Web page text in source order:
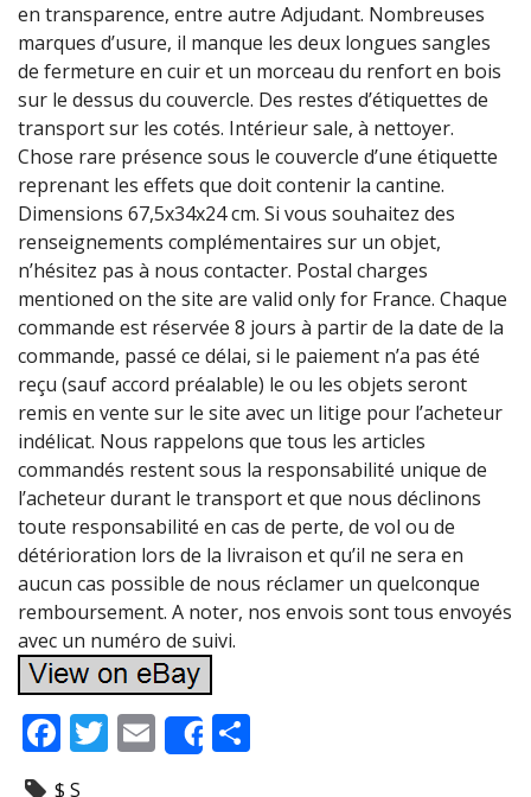
en transparence, entre autre Adjudant. Nombreuses
marques d’usure, il manque les deux longues sangles
de fermeture en cuir et un morceau du renfort en bois
sur le dessus du couvercle. Des restes d’étiquettes de
transport sur les cotés. Intérieur sale, à nettoyer.
Chose rare présence sous le couvercle d’une étiquette
reprenant les effets que doit contenir la cantine.
Dimensions 67,5x34x24 cm. Si vous souhaitez des
renseignements complémentaires sur un objet,
n’hésitez pas à nous contacter. Postal charges
mentioned on the site are valid only for France. Chaque
commande est réservée 8 jours à partir de la date de la
commande, passé ce délai, si le paiement n’a pas été
reçu (sauf accord préalable) le ou les objets seront
remis en vente sur le site avec un litige pour l’acheteur
indélicat. Nous rappelons que tous les articles
commandés restent sous la responsabilité unique de
l’acheteur durant le transport et que nous déclinons
toute responsabilité en cas de perte, de vol ou de
détérioration lors de la livraison et qu’il ne sera en
aucun cas possible de nous réclamer un quelconque
remboursement. A noter, nos envois sont tous envoyés
avec un numéro de suivi.
F
ac
T E
m
Share
$ S